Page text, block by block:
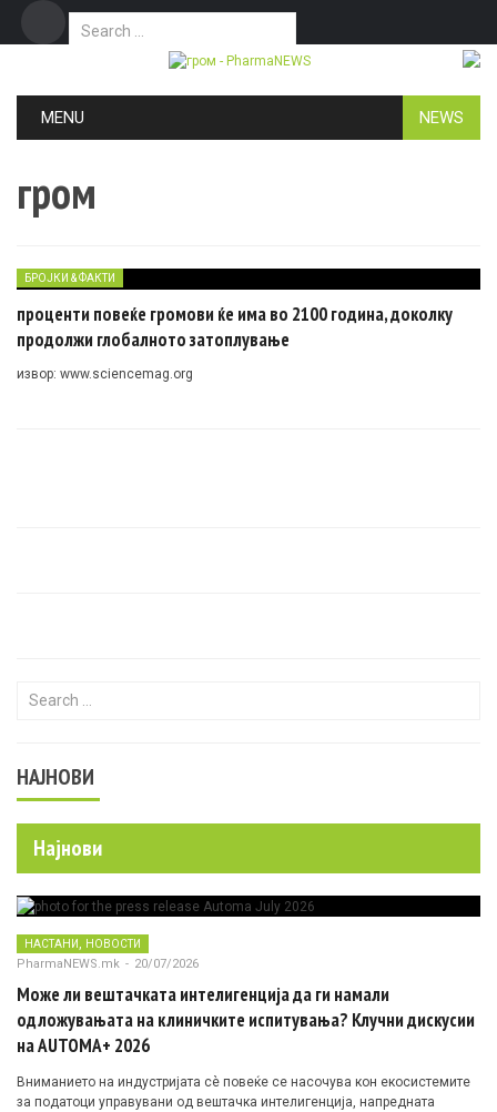
Search for:
MENU NEWS
гром
БРОЈКИ & ФАКТИ
проценти повеќе громови ќе има во 2100 година, доколку
продолжи глобалното затоплување
извор: www.sciencemag.org
Search for:
НАЈНОВИ
Најнови
НАСТАНИ НОВОСТИ
PharmaNEWS.mk - 20/07/2026
Може ли вештачката интелигенција да ги намали
одложувањата на клиничките испитувања? Клучни дискусии
на AUTOMA+ 2026
Вниманието на индустријата сè повеќе се насочува кон екосистемите
за податоци управувани од вештачка интелигенција, напредната